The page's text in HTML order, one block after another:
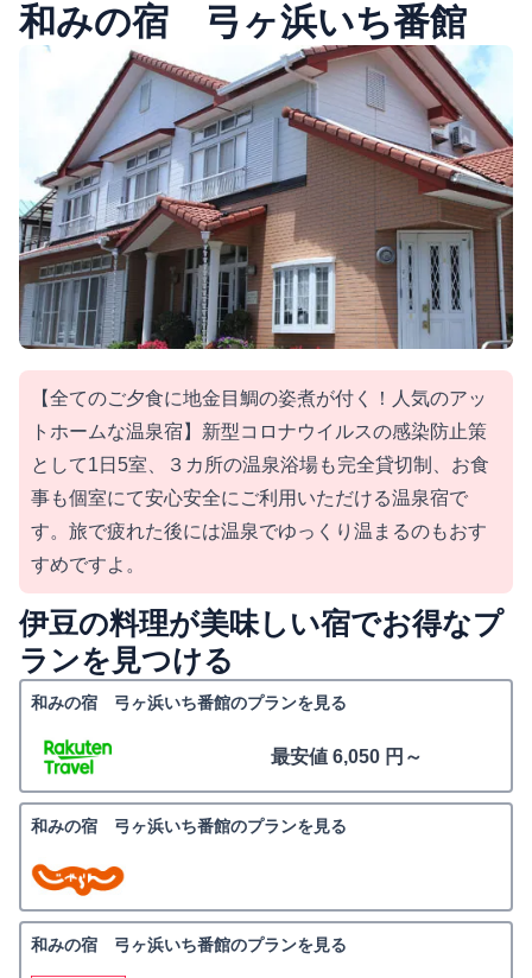
和みの宿 弓ヶ浜いち番館
【全てのご夕食に地金目鯛の姿煮が付く！人気のアッ
トホームな温泉宿】新型コロナウイルスの感染防止策
として1日5室、３カ所の温泉浴場も完全貸切制、お食
事も個室にて安心安全にご利用いただける温泉宿で
す。旅で疲れた後には温泉でゆっくり温まるのもおす
すめですよ。
伊豆の料理が美味しい宿でお得なプ
ランを見つける
和みの宿 弓ヶ浜いち番館のプランを見る
最安値 6,050 円～
和みの宿 弓ヶ浜いち番館のプランを見る
和みの宿 弓ヶ浜いち番館のプランを見る